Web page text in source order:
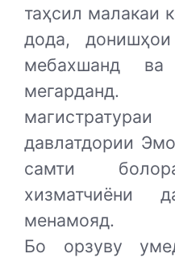
таҳсил малакаи
дода,
мебахшанд
давлатдории
самти
хизматчиёни
менамояд.
Бо орзуву